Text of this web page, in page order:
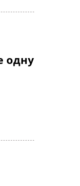
одну